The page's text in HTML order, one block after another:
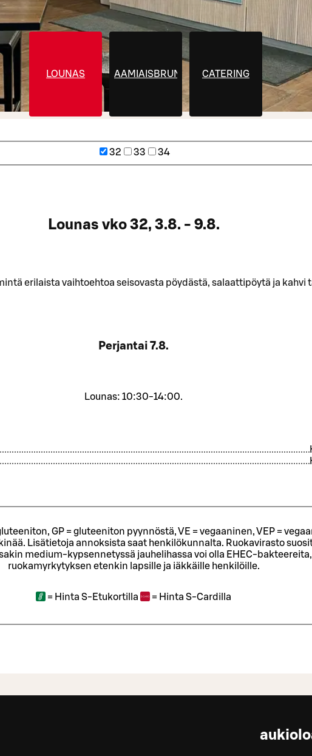
LOUNAS AAMIAISBRUNSSI CATERING
32 33 34
Lounas vko 32, 3.8. - 9.8.
erilaista vaihtoehtoa seisovasta pöydästä, salaattipöytä ja kahvi
Perjantai 7.8.
Lounas: 10:30-14:00.
GP = gluteeniton pyynnöstä, VE = vegaaninen, VEP =
Lisätietoja annoksista saat henkilökunnalta. Ruokavirasto
medium-kypsennetyssä jauhelihassa voi olla EHEC-
ruokamyrkytyksen etenkin lapsille ja iäkkäille henkilöille.
= Hinta S-Etukortilla = Hinta S-Cardilla